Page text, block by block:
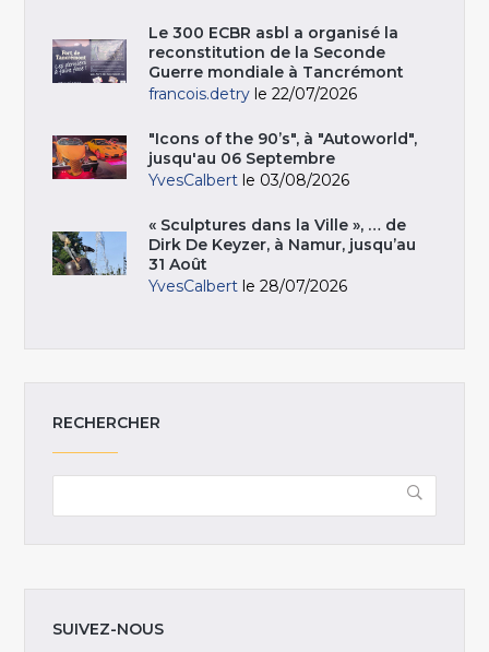
Le 300 ECBR asbl a organisé la
reconstitution de la Seconde
Guerre mondiale à Tancrémont
francois.detry le 22/07/2026
"Icons of the 90’s", à "Autoworld",
jusqu'au 06 Septembre
YvesCalbert le 03/08/2026
« Sculptures dans la Ville », … de
Dirk De Keyzer, à Namur, jusqu’au
31 Août
YvesCalbert le 28/07/2026
RECHERCHER
SUIVEZ-NOUS